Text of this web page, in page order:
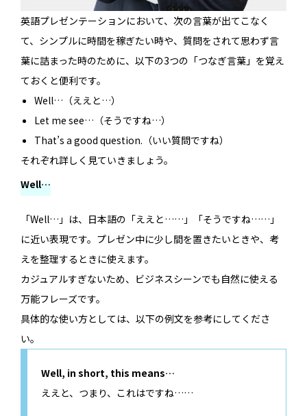
英語プレゼンテーションにおいて、次の言葉が出てこなく
て、シンプルに時間を稼ぎたい時や、質問をされて思わず言
葉に詰まった時のために、以下の3つの「つなぎ言葉」を覚え
ておくと便利です。
Well…（ええと…）
Let me see…（そうですね…）
That’s a good question.（いい質問ですね）
それぞれ詳しく見ていきましょう。
Well…
「Well…」は、日本語の「ええと……」「そうですね……」
に近い表現です。プレゼン中に少し間を置きたいときや、考
えを整理するときに使えます。
カジュアルすぎないため、ビジネスシーンでも自然に使える
万能フレーズです。
具体的な使い方としては、以下の例文を参考にしてくださ
い。
Well, in short, this means…
ええと、つまり、これはですね……